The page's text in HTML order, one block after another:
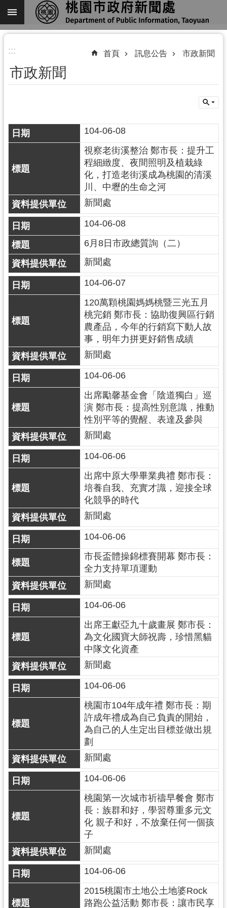
跳到主要內容區塊
進
搜
尋
關
於
們
關
通
訊
錄
業
務
資
訊
訊
息
告
便
民
務
政
府
資
訊
開
回
首
頁
網
站
導
覽
政
箱
常
見
園
市
政
府
口
網
隱
私
權
政
::: 首頁 訊息公告 市政新聞
市政新聞
104-06-08
視察老街溪整治 鄭市長：提升工
程細緻度、夜間照明及植栽綠
化，打造老街溪成為桃園的清溪
川、中壢的生命之河
新聞處
104-06-08
6月8日市政總質詢（二）
新聞處
104-06-07
120萬顆桃園媽媽桃暨三光五月
桃完銷 鄭市長：協助復興區行銷
農產品，今年的行銷寫下動人故
事，明年力拼更好銷售成績
新聞處
104-06-06
出席勵馨基金會「陰道獨白」巡
演 鄭市長：提高性別意識，推動
性別平等的覺醒、表達及參與
新聞處
104-06-06
出席中原大學畢業典禮 鄭市長：
培養自我、充實才識，迎接全球
化競爭的時代
新聞處
104-06-06
市長盃體操錦標賽開幕 鄭市長：
全力支持單項運動
新聞處
104-06-06
出席王獻亞九十歲畫展 鄭市長：
為文化國寶大師祝壽，珍惜黑貓
中隊文化資產
新聞處
104-06-06
桃園市104年成年禮 鄭市長：期
許成年禮成為自己負責的開始，
為自己的人生定出目標並做出規
劃
新聞處
104-06-06
桃園第一次城市祈禱早餐會 鄭市
長：族群和好，學習尊重多元文
化 親子和好，不放棄任何一個孩
子
新聞處
104-06-06
2015桃園市土地公土地婆Rock
路跑公益活動 鄭市長：讓市民享